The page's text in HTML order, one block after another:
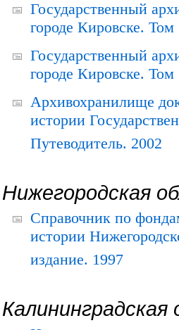
Государственный
городе Кировске.
Государственный
городе Кировске.
Архивохранилище
истории
Путеводитель. 2002
Нижегородская
Справочник по
истории
издание. 1997
Калининградская